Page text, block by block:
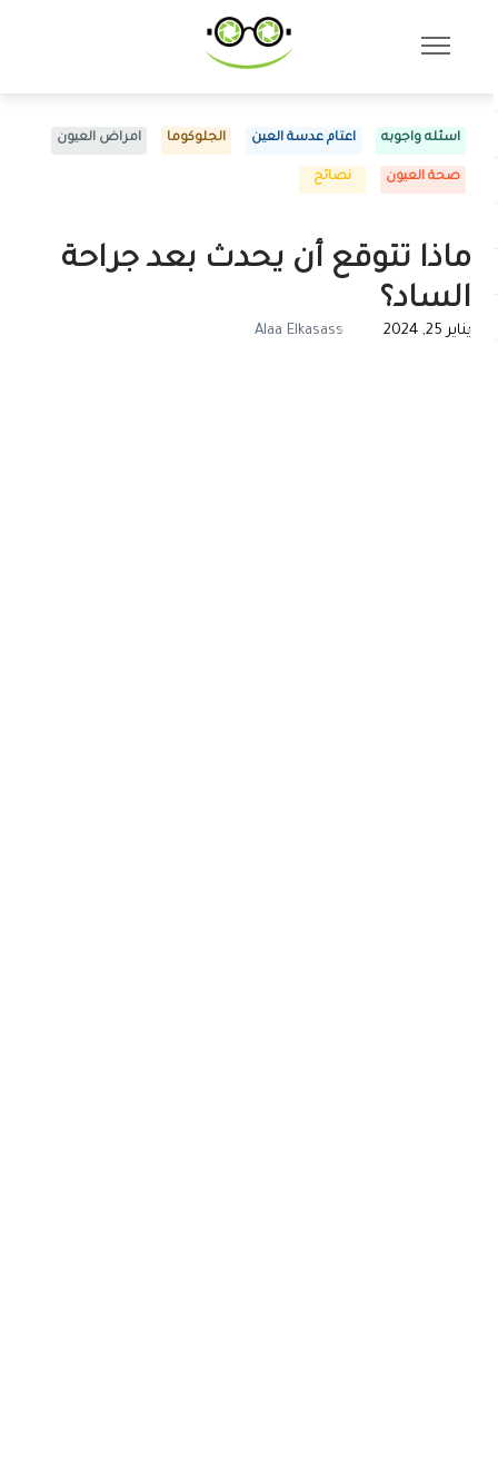
اسئله واجوبه اعتام عدسة العين الجلوكوما امراض العيون
صحة العيون نصائح
ماذا تتوقع أن يحدث بعد جراحة
الساد؟
يناير 25, 2024 Alaa Elkasass